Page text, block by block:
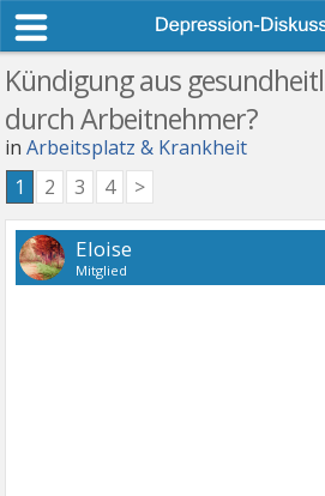
Kündigung aus
durch Arbeitnehmer?
inArbeitsplatz & Krankheit
1 2 3 4 >
Eloise
Mitglied